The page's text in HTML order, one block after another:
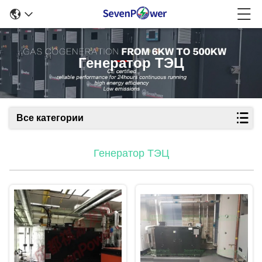
Генератор ТЭЦ
Все категории
Генератор ТЭЦ